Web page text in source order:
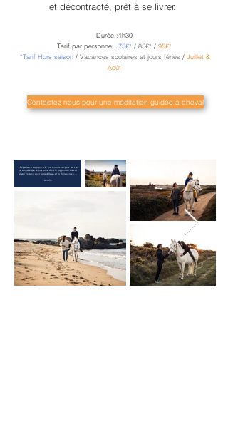
et décontracté, prêt à se livrer.
Durée :1h30
Tarif par personne : 75€* / 85€* / 95€*
*Tarif Hors saison / Vacances scolaires et jours fériés / Juillet &
Août
Contactez nous pour une méditation guidée à cheval
« Expérience magique à la fois constructive pour ma vie
personnelle que réjouissante dans le rapport au cheval.
Merci Romane pour ta gentillesse et ta clairvoyance. »
Aurélie